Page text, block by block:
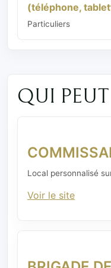
(téléphone,
Particuliers
QUI
Local personnalisé
Voir le site